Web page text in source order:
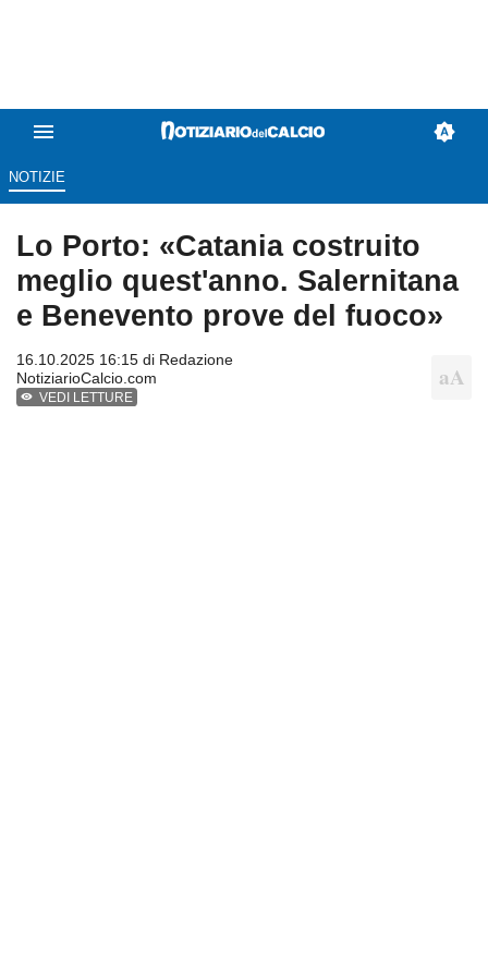
NOTIZIE
Lo Porto: «Catania costruito
meglio quest'anno. Salernitana
e Benevento prove del fuoco»
16.10.2025 16:15 di Redazione
NotiziarioCalcio.com
VEDI LETTURE